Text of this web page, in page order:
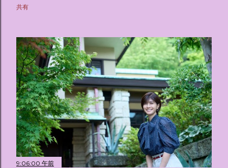
共有
9:06:00 午前